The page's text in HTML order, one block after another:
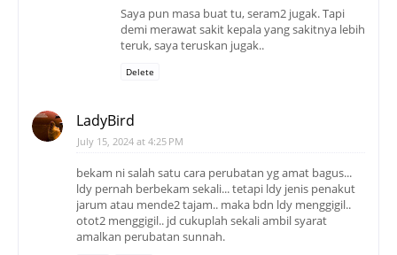
Saya pun masa buat tu, seram2 jugak. Tapi
demi merawat sakit kepala yang sakitnya lebih
teruk, saya teruskan jugak..
Delete
LadyBird
July 15, 2024 at 4:25 PM
bekam ni salah satu cara perubatan yg amat bagus...
ldy pernah berbekam sekali... tetapi ldy jenis penakut
jarum atau mende2 tajam.. maka bdn ldy menggigil..
otot2 menggigil.. jd cukuplah sekali ambil syarat
amalkan perubatan sunnah.